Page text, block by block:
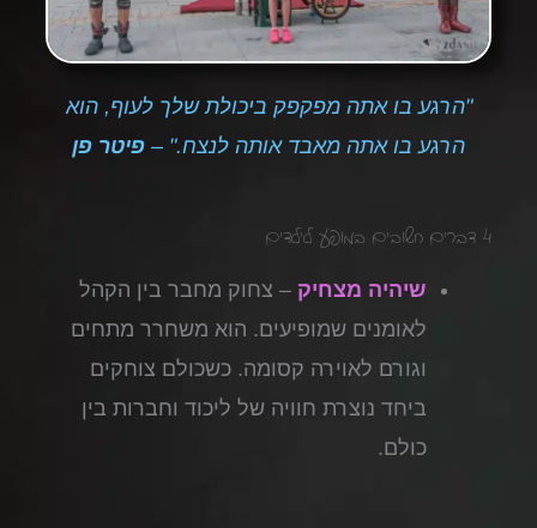
"הרגע בו אתה מפקפק ביכולת שלך לעוף, הוא
הרגע בו אתה מאבד אותה לנצח." – פיטר פן
4 דברים חשובים במופע לילדים
שיהיה מצחיק – צחוק מחבר בין הקהל
לאומנים שמופיעים. הוא משחרר מתחים
וגורם לאוירה קסומה. כשכולם צוחקים
ביחד נוצרת חוויה של ליכוד וחברות בין
כולם.